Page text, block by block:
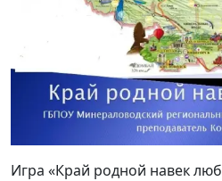
Игра «Край родной навек